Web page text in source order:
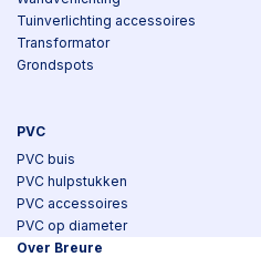
Tuinverlichting accessoires
Transformator
Grondspots
PVC
PVC buis
PVC hulpstukken
PVC accessoires
PVC op diameter
Over Breure